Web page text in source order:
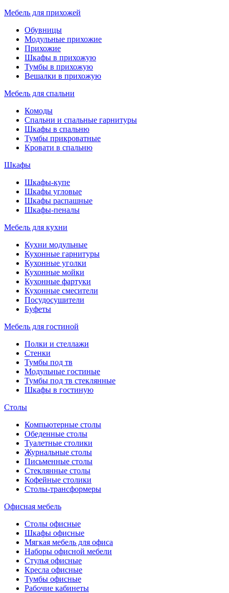
Мебель для прихожей
Обувницы
Модульные прихожие
Прихожие
Шкафы в прихожую
Тумбы в прихожую
Вешалки в прихожую
Мебель для спальни
Комоды
Спальни и спальные гарнитуры
Шкафы в спальню
Тумбы прикроватные
Кровати в спальню
Шкафы
Шкафы-купе
Шкафы угловые
Шкафы распашные
Шкафы-пеналы
Мебель для кухни
Кухни модульные
Кухонные гарнитуры
Кухонные уголки
Кухонные мойки
Кухонные фартуки
Кухонные смесители
Посудосушители
Буфеты
Мебель для гостиной
Полки и стеллажи
Стенки
Тумбы под тв
Модульные гостиные
Тумбы под тв стеклянные
Шкафы в гостиную
Столы
Компьютерные столы
Обеденные столы
Туалетные столики
Журнальные столы
Письменные столы
Стеклянные столы
Кофейные столики
Столы-трансформеры
Офисная мебель
Столы офисные
Шкафы офисные
Мягкая мебель для офиса
Наборы офисной мебели
Стулья офисные
Кресла офисные
Тумбы офисные
Рабочие кабинеты